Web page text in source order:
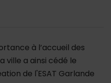
à l’accueil des
ville a ainsi cédé le
de l'ESAT Garlande